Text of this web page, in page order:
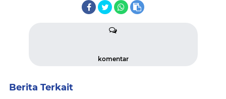
komentar
Berita Terkait